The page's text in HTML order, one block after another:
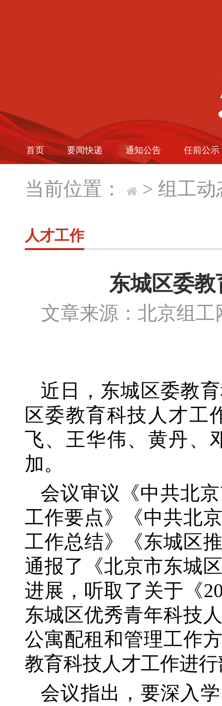
首页 要闻快递 通知公告 任前公示
当前位置： > 组工动
人才工作
东城区委
文章来源：北京
近日，东城区委教
区委教育科技人才工
飞、王华伟、黄丹、
加。
会议审议《中共北
工作要点》《中共北
工作总结》《东城区
通报了《北京市东城
进展，听取了关于《
东城区优秀青年科技
公寓配租和管理工作
教育科技人才工作进
会议指出，要深入